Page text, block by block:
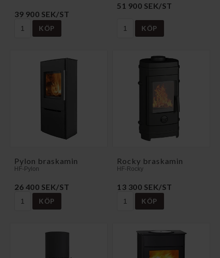
39 900 SEK/ST
KÖP
51 900 SEK/ST
KÖP
Pylon braskamin
HF-Pylon
26 400 SEK/ST
KÖP
Rocky braskamin
HF-Rocky
13 300 SEK/ST
KÖP